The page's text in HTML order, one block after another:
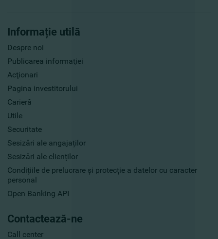
Informație utilă
Despre noi
Publicarea informaţiei
Acţionari
Pagina investitorului
Carieră
Utile
Securitate
Sesizări ale angajaților
Sesizări ale clienților
Condițiile de prelucrare și protecție a datelor cu caracter
personal
Open Banking API
Contactează-ne
Call center